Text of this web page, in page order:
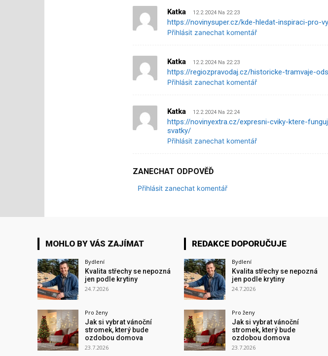
Katka 12.2.2024 Na 22:23
https://novinysuper.cz/kde-hledat-inspiraci-pro-
Přihlásit zanechat komentář
Katka 12.2.2024 Na 22:23
https://regiozpravodaj.cz/historicke-tramvaje-
Přihlásit zanechat komentář
Katka 12.2.2024 Na 22:24
https://novinyextra.cz/expresni-cviky-ktere-
svatky/
Přihlásit zanechat komentář
ZANECHAT ODPOVĚĎ
Přihlásit zanechat komentář
MOHLO BY VÁS ZAJÍMAT
Bydlení
Kvalita střechy se nepozná
jen podle krytiny
24.7.2026
Pro ženy
Jak si vybrat vánoční
stromek, který bude
ozdobou domova
23.7.2026
REDAKCE DOPORUČUJE
Bydlení
Kvalita střechy se nepozná
jen podle krytiny
24.7.2026
Pro ženy
Jak si vybrat vánoční
stromek, který bude
ozdobou domova
23.7.2026